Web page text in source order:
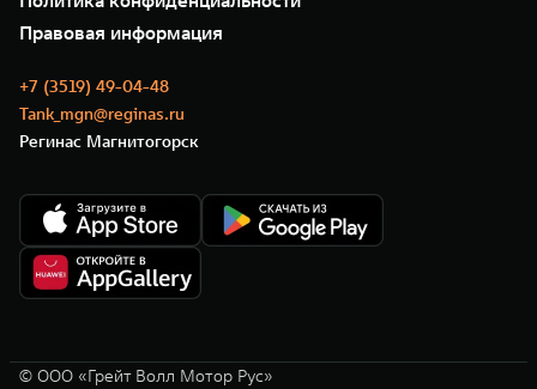
Нулевое ТО
Моторные масла
GWM ТЕХ ДЕНЬ
Новости
Правовая информация
+7 (3519) 49-04-48
Tank_mgn@reginas.ru
Регинас Магнитогорск
© ООО «Грейт Волл Мотор Рус»